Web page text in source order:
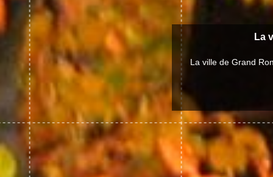
La
La ville de Grand